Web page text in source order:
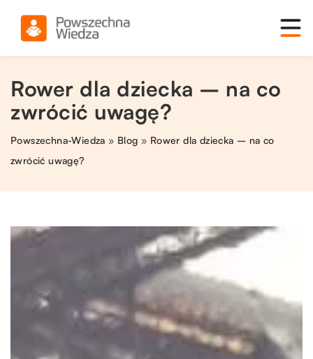
Rower dla dziecka – na co
zwrócić uwagę?
Powszechna-Wiedza » Blog » Rower dla dziecka – na co
zwrócić uwagę?